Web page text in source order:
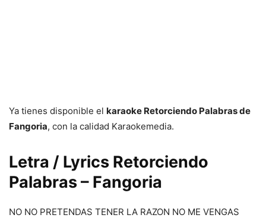
Ya tienes disponible el karaoke Retorciendo Palabras de
Fangoria, con la calidad Karaokemedia.
Letra / Lyrics Retorciendo
Palabras – Fangoria
NO NO PRETENDAS TENER LA RAZON NO ME VENGAS